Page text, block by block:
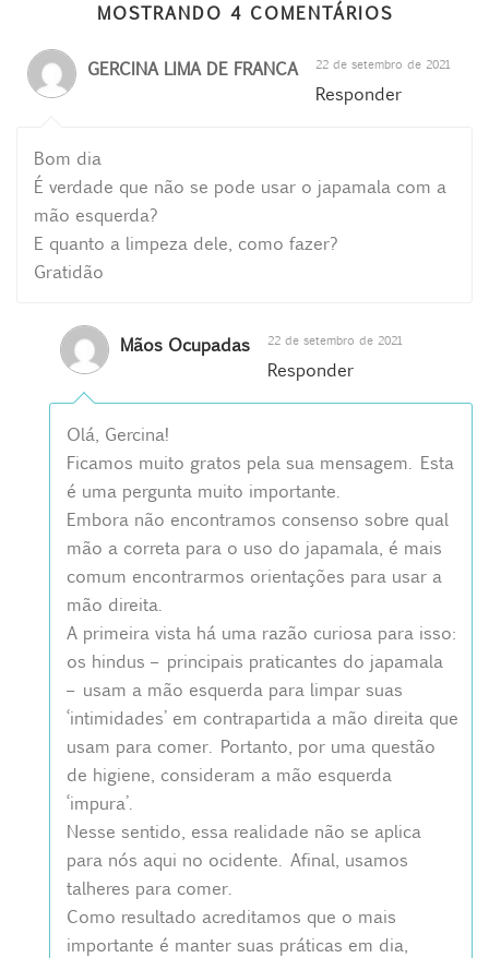
MOSTRANDO 4 COMENTÁRIOS
GERCINA LIMA DE FRANCA 22 de setembro de 2021
Responder
Bom dia
É verdade que não se pode usar o japamala com a
mão esquerda?
E quanto a limpeza dele, como fazer?
Gratidão
Mãos Ocupadas 22 de setembro de 2021
Responder
Olá, Gercina!
Ficamos muito gratos pela sua mensagem. Esta
é uma pergunta muito importante.
Embora não encontramos consenso sobre qual
mão a correta para o uso do japamala, é mais
comum encontrarmos orientações para usar a
mão direita.
A primeira vista há uma razão curiosa para isso:
os hindus – principais praticantes do japamala
– usam a mão esquerda para limpar suas
‘intimidades’ em contrapartida a mão direita que
usam para comer. Portanto, por uma questão
de higiene, consideram a mão esquerda
‘impura’.
Nesse sentido, essa realidade não se aplica
para nós aqui no ocidente. Afinal, usamos
talheres para comer.
Como resultado acreditamos que o mais
importante é manter suas práticas em dia,